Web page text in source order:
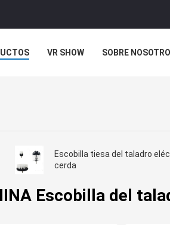
VR SHOW SOBRE
Escobilla tiesa del taladro
cerda
Escobilla del